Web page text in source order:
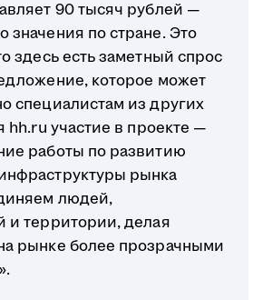
90 тысяч рублей —
значения по стране. Это
здесь есть заметный спрос
которое может
специалистам из других
hh.ru участие в проекте —
работы по развитию
рынка
людей,
и территории, делая
рынке более прозрачными